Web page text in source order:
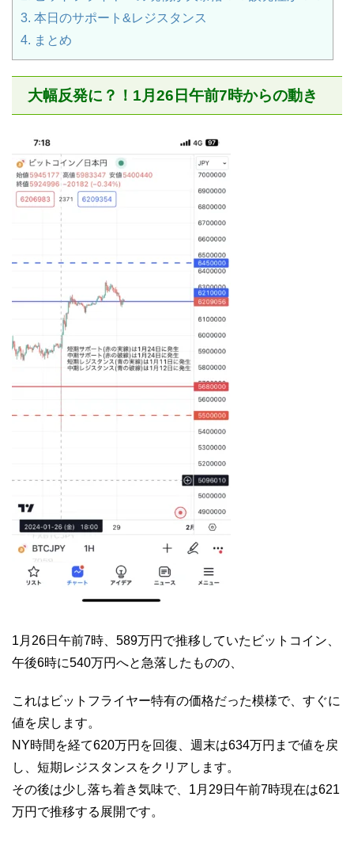
3. 本日のサポート&レジスタンス
4. まとめ
大幅反発に？！1月26日午前7時からの動き
1月26日午前7時、589万円で推移していたビットコイン、
午後6時に540万円へと急落したものの、
これはビットフライヤー特有の価格だった模様で、すぐに
値を戻します。
NY時間を経て620万円を回復、週末は634万円まで値を戻
し、短期レジスタンスをクリアします。
その後は少し落ち着き気味で、1月29日午前7時現在は621
万円で推移する展開です。